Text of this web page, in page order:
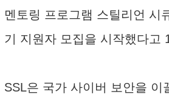
멘토링 프로그램 스틸리언 시
기 지원자 모집을 시작했다고
SSL은 국가 사이버 보안을 이